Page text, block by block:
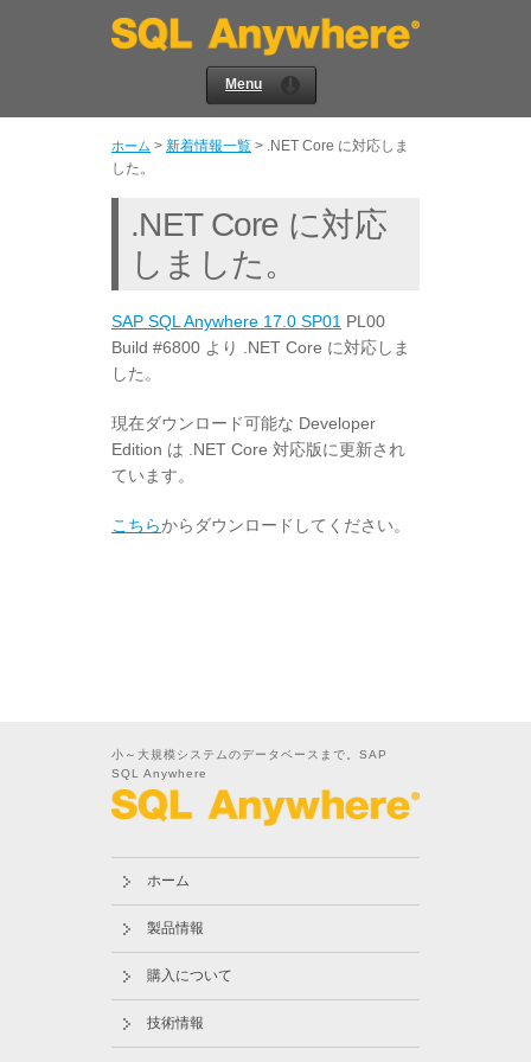
Menu
ホーム > 新着情報一覧 > .NET Core に対応しま
した。
.NET Core に対応
しました。
SAP SQL Anywhere 17.0 SP01 PL00
Build #6800 より .NET Core に対応しま
した。
現在ダウンロード可能な Developer
Edition は .NET Core 対応版に更新され
ています。
こちらからダウンロードしてください。
小～大規模システムのデータベースまで。SAP
SQL Anywhere
ホーム
製品情報
購入について
技術情報